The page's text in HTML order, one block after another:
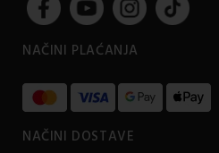
NAČINI PLAĆANJA
NAČINI DOSTAVE